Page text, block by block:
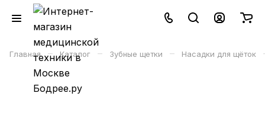
Главная – Каталог – Зубные щетки – Насадки для щёток